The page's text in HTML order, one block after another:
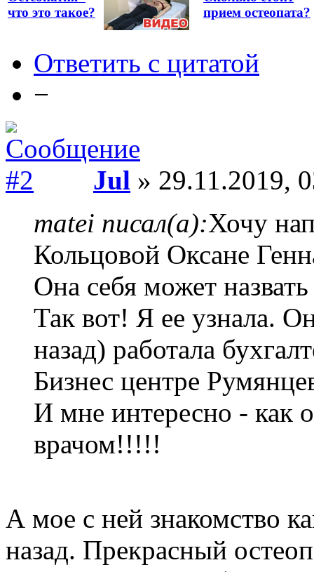
что это такое?
прием остеопата?
Ответить с цитатой
−
Jul » 29.11.2019,
matei писал(а):Хочу
Кольцовой Оксане
Она себя может
Так вот! Я ее узнала.
назад) работала
Бизнес центре
И мне интересно - как
врачом!!!!!
А мое с ней знакомство
назад. Прекрасный